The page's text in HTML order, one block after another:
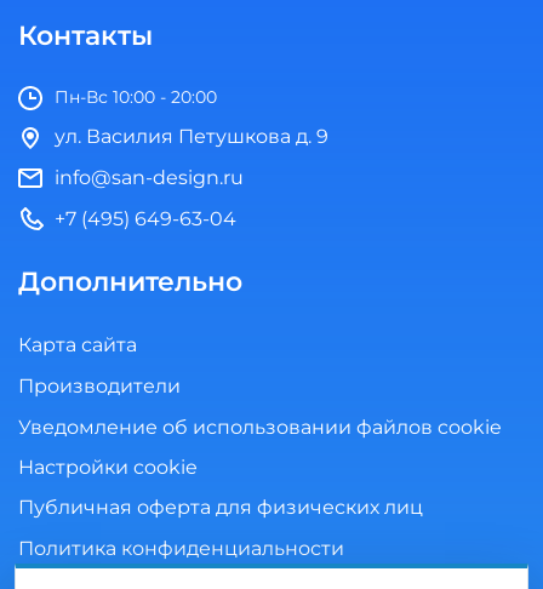
Контакты
Пн-Вс 10:00 - 20:00
ул. Василия Петушкова д. 9
info@san-design.ru
+7 (495) 649-63-04
Дополнительно
Карта сайта
Производители
Уведомление об использовании файлов cookie
Настройки cookie
Публичная оферта для физических лиц
Политика конфиденциальности